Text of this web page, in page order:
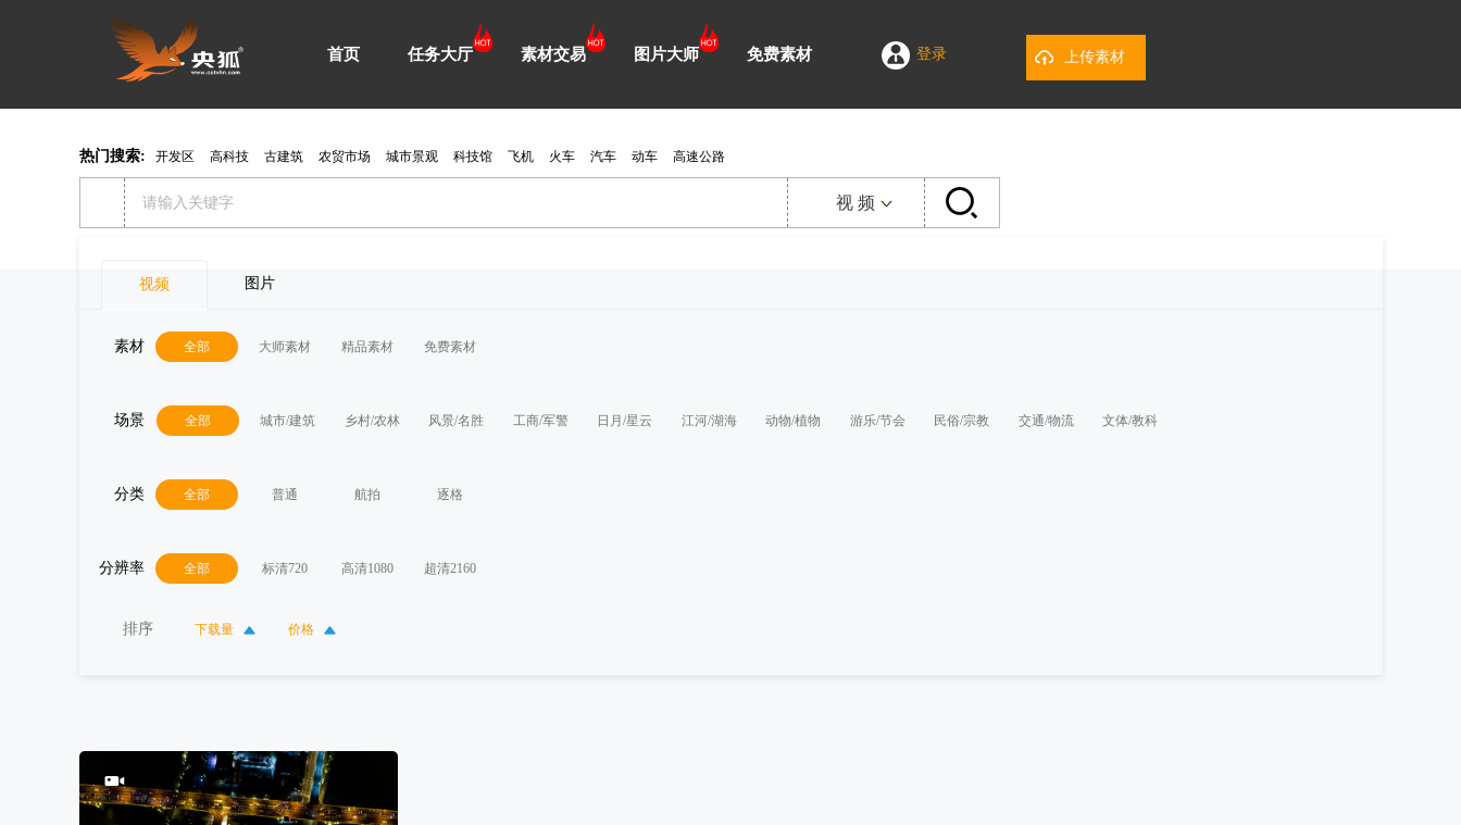
首页 任务大厅 素材交易 图片大师 免费素材 上传素材
登录
热门搜索: 开发区 高科技 古建筑 农贸市场 城市景观 科技馆 飞机 火车 汽车 动车 高速公路
视 频
视频 图片
素材 全部 大师素材 精品素材 免费素材
场景 全部 城市/建筑 乡村/农林 风景/名胜 工商/军警 日月/星云 江河/湖海 动物/植物 游乐/节会 民俗/宗教 交通/物流 文体/教科
分类 全部 普通 航拍 逐格
分辨率 全部 标清720 高清1080 超清2160
排序 下载量 价格